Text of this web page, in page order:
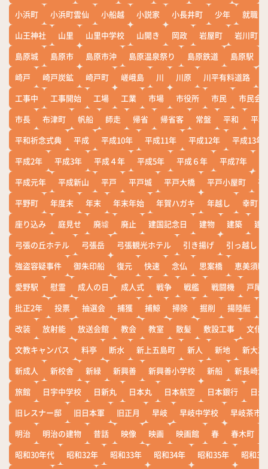
小浜町 小浜町雲仙 小船越 小説家 小長井町 少年
就職
山王神社
山里 山里中学校 山開き 岡政 岩屋町
岩川町
島原城
島原市 島原市沖 島原温泉祭り 島原鉄道 島原駅
崎戸
崎戸炭鉱 崎戸町 嵯峨島 川 川原 川平有料道路
工事中
工事開始 工場 工業 市場 市役所 市民
市民会
市長
布津町 帆船 師走 帰省 帰省客 常盤 平和
平
平和祈念式典
平成 平成10年 平成11年 平成12年
平成13年
平成2年
平成3年 平成４年 平成5年 平成６年 平成7年
平成元年
平成新山 平戸 平戸城 平戸大橋 平戸小屋町
平
平野町
年度末 年末 年末年始 年賀ハガキ 年越し
幸町
座り込み
庭見せ 廃墟 廃止 建国記念日 建物 建築
建
弓張の丘ホテル
弓張岳 弓張観光ホテル 引き揚げ
引っ越し
強盗容疑事件
御朱印船 復元 快速 念仏 思案橋
恵美須町
愛野駅
慰霊 成人の日 成人式 戦争 戦艦 戦闘機
戸尾
批正2年
投票 抽選会 捕獲 捕鯨 掃除 掘削 揚陸艇
改装
放射能 放送会館 教会 教室 散髪 敷設工事
文化
文教キャンパス
料亭 断水 新上五島町 新人 新地
新大工
新成人
新校舎 新緑 新興善 新興善小学校 新船
新長崎漁
旅館
日宇中学校 日新丸 日本丸 日本航空 日本銀行
日
旧レスナー邸
旧日本軍 旧正月 早岐 早岐中学校
早岐茶市
明治
明治の建物 昔話 映像 映画 映画館 春 春木町
昭和30年代
昭和32年 昭和33年 昭和34年 昭和35年
昭和36